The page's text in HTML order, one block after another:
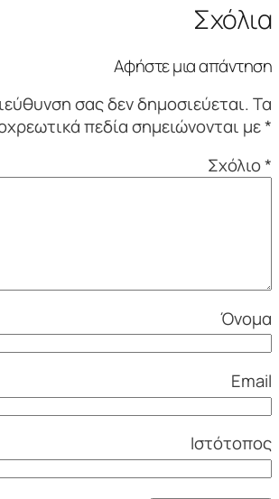
Σχόλια
Αφήστε μια απάντηση
σας δεν δημοσιεύεται.Τα
πεδία σημειώνονται με*
Σχόλιο*
Όνομα
Email
Ιστότοπος